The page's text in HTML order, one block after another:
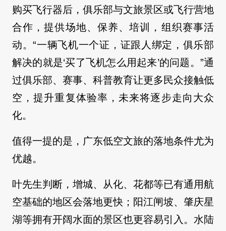
购买飞行器后，俱乐部与文旅景区或飞行营地
合作，提供场地、保养、培训，组织赛事活
动。“一辆飞机一个证，证跟人绑定，俱乐部
解决的就是‘买了飞机怎么用起来’的问题。”通
过俱乐部、赛事、科普教育让更多民众接触低
空，提升重复体验率，未来将逐步走向大众
化。
值得一提的是，广东低空文旅的落地条件尤为
优越。
叶先生判断，增城、从化、花都等已有通用航
空基础的地区会落地更快；阳江闸坡、肇庆星
湖等拥有开阔水面的景区也更容易引入。水陆